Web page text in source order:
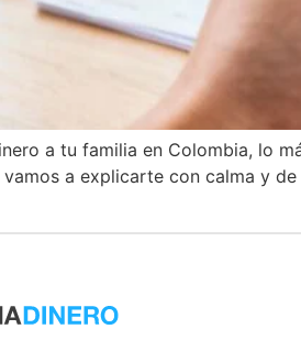
a tu familia en Colombia, lo
a explicarte con calma y